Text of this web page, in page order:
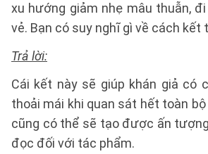
xu hướng giảm nhẹ mâu thuẫn,
vẻ. Bạn có suy nghĩ gì về cách kết
Trả lời:
Cái kết này sẽ giúp khán giả có
thoải mái khi quan sát hết toàn
cũng có thể sẽ tạo được ấn
đọc đối với tác phẩm.